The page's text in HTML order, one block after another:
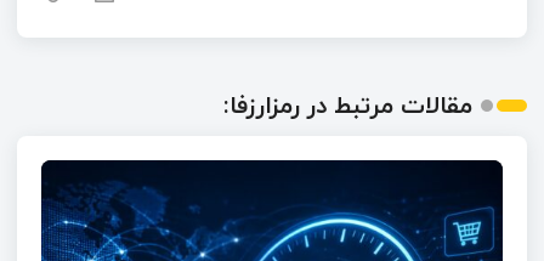
مقالات مرتبط در رمزارزفا: